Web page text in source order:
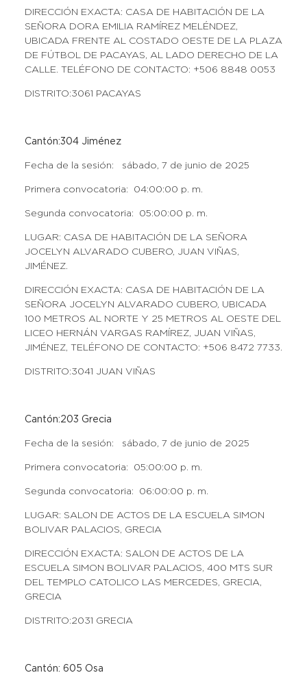
DIRECCIÓN EXACTA: CASA DE HABITACIÓN DE LA
SEÑORA DORA EMILIA RAMÍREZ MELÉNDEZ,
UBICADA FRENTE AL COSTADO OESTE DE LA PLAZA
DE FÚTBOL DE PACAYAS, AL LADO DERECHO DE LA
CALLE. TELÉFONO DE CONTACTO: +506 8848 0053
DISTRITO:3061 PACAYAS
Cantón:304 Jiménez
Fecha de la sesión: sábado, 7 de junio de 2025
Primera convocatoria: 04:00:00 p. m.
Segunda convocatoria: 05:00:00 p. m.
LUGAR: CASA DE HABITACIÓN DE LA SEÑORA
JOCELYN ALVARADO CUBERO, JUAN VIÑAS,
JIMÉNEZ.
DIRECCIÓN EXACTA: CASA DE HABITACIÓN DE LA
SEÑORA JOCELYN ALVARADO CUBERO, UBICADA
100 METROS AL NORTE Y 25 METROS AL OESTE DEL
LICEO HERNÁN VARGAS RAMÍREZ, JUAN VIÑAS,
JIMÉNEZ, TELÉFONO DE CONTACTO: +506 8472 7733.
DISTRITO:3041 JUAN VIÑAS
Cantón:203 Grecia
Fecha de la sesión: sábado, 7 de junio de 2025
Primera convocatoria: 05:00:00 p. m.
Segunda convocatoria: 06:00:00 p. m.
LUGAR: SALON DE ACTOS DE LA ESCUELA SIMON
BOLIVAR PALACIOS, GRECIA
DIRECCIÓN EXACTA: SALON DE ACTOS DE LA
ESCUELA SIMON BOLIVAR PALACIOS, 400 MTS SUR
DEL TEMPLO CATOLICO LAS MERCEDES, GRECIA,
GRECIA
DISTRITO:2031 GRECIA
Cantón: 605 Osa